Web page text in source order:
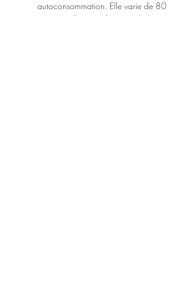
autoconsommation. Elle varie de 80
à 380 €/kWc en fonction de la